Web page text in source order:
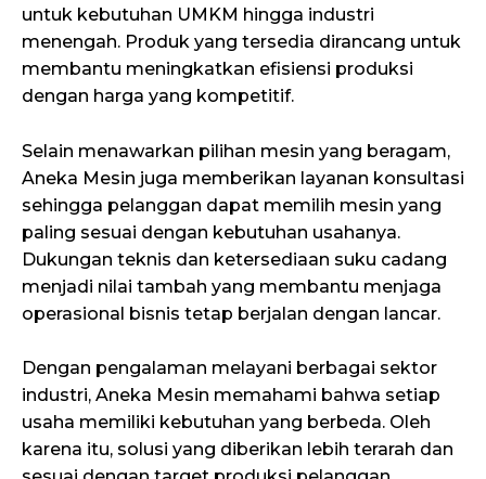
untuk kebutuhan UMKM hingga industri
menengah. Produk yang tersedia dirancang untuk
membantu meningkatkan efisiensi produksi
dengan harga yang kompetitif.
Selain menawarkan pilihan mesin yang beragam,
Aneka Mesin juga memberikan layanan konsultasi
sehingga pelanggan dapat memilih mesin yang
paling sesuai dengan kebutuhan usahanya.
Dukungan teknis dan ketersediaan suku cadang
menjadi nilai tambah yang membantu menjaga
operasional bisnis tetap berjalan dengan lancar.
Dengan pengalaman melayani berbagai sektor
industri, Aneka Mesin memahami bahwa setiap
usaha memiliki kebutuhan yang berbeda. Oleh
karena itu, solusi yang diberikan lebih terarah dan